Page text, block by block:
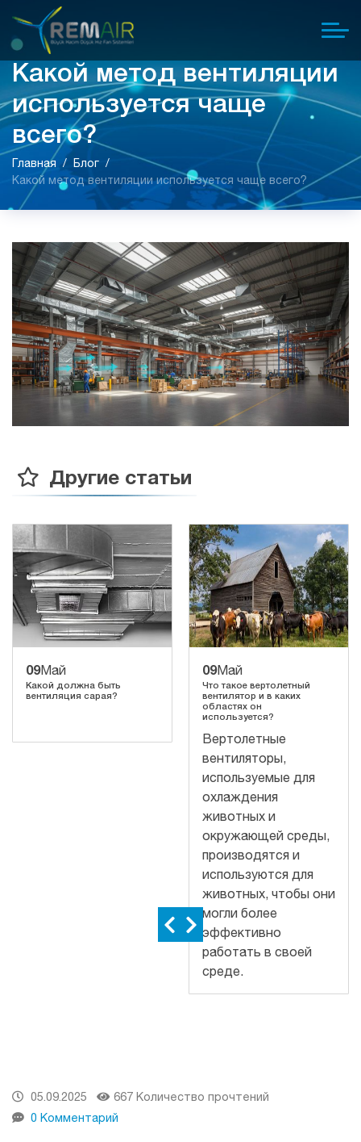
Какой метод вентиляции
используется чаще
всего?
Главная
Блог
Какой метод вентиляции используется чаще всего?
Другие статьи
09Май
Какой должна быть
вентиляция сарая?
09Май
Что такое вертолетный
вентилятор и в каких
областях он
используется?
Вертолетные
вентиляторы,
используемые для
охлаждения
животных и
окружающей среды,
производятся и
используются для
животных, чтобы они
могли более
эффективно
работать в своей
среде.
05.09.2025
667 Количество прочтений
0 Комментарий